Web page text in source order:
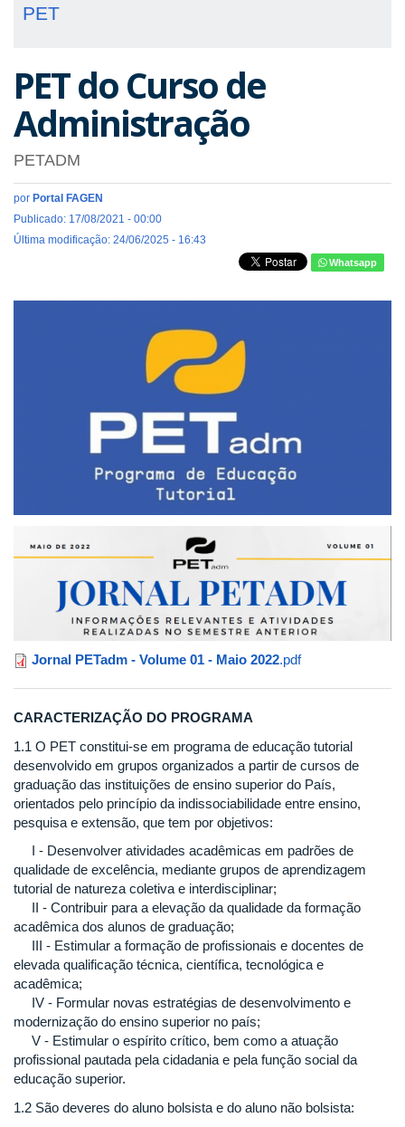
PET
PET do Curso de
Administração
PETADM
por Portal FAGEN
Publicado: 17/08/2021 - 00:00
Última modificação: 24/06/2025 - 16:43
Whatsapp
Jornal PETadm - Volume 01 - Maio 2022.pdf
CARACTERIZAÇÃO DO PROGRAMA
1.1 O PET constitui-se em programa de educação tutorial
desenvolvido em grupos organizados a partir de cursos de
graduação das instituições de ensino superior do País,
orientados pelo princípio da indissociabilidade entre ensino,
pesquisa e extensão, que tem por objetivos:
I - Desenvolver atividades acadêmicas em padrões de
qualidade de excelência, mediante grupos de aprendizagem
tutorial de natureza coletiva e interdisciplinar;
II - Contribuir para a elevação da qualidade da formação
acadêmica dos alunos de graduação;
III - Estimular a formação de profissionais e docentes de
elevada qualificação técnica, científica, tecnológica e
acadêmica;
IV - Formular novas estratégias de desenvolvimento e
modernização do ensino superior no país;
V - Estimular o espírito crítico, bem como a atuação
profissional pautada pela cidadania e pela função social da
educação superior.
1.2 São deveres do aluno bolsista e do aluno não bolsista: